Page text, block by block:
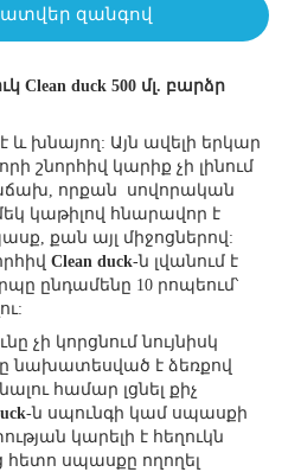
զանգով
Clean duck 500 մլ. բարձր
խնայող: Այն ավելի երկար
շնորհիվ կարիք չի լինում
որքան սովորական
կաթիլով հնարավոր է
քան այլ միջոցներով:
Clean duck-ն լվանում է
ընդամենը 10 րոպեում՝
չի կորցնում նույնիսկ
նախատեսված է ձեռքով
համար լցնել քիչ
-ն սպունգի կամ սպասքի
կարելի է հեղուկն
հետո սպասքը ողողել